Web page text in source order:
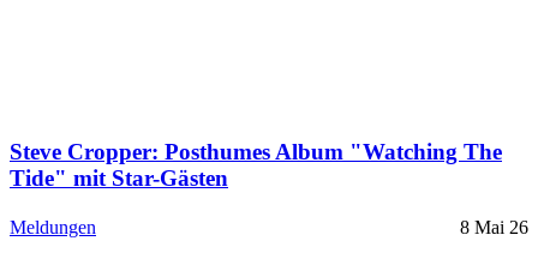
Steve Cropper: Posthumes Album "Watching The
Tide" mit Star-Gästen
Meldungen 8 Mai 26